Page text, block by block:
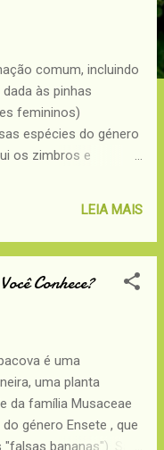
comum, incluindo
às pinhas
femininos)
espécies do género
os zimbros e
Características
típico das
e
transforma em
de um conjunto
entre as quais
utilizado desde
como especiaria,
LEIA MAIS
Conhece?
é uma
uma planta
da família Musaceae
género Ensete , que
bananas"). São